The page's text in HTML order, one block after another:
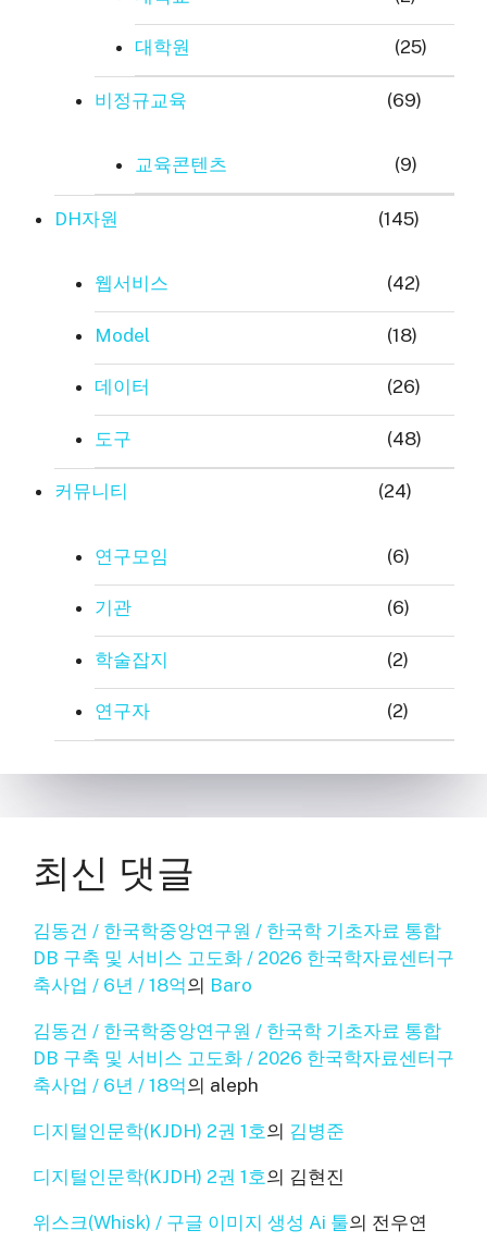
대학원 (25)
비정규교육 (69)
교육콘텐츠 (9)
DH자원 (145)
웹서비스 (42)
Model (18)
데이터 (26)
도구 (48)
커뮤니티 (24)
연구모임 (6)
기관 (6)
학술잡지 (2)
연구자 (2)
최신 댓글
김동건 / 한국학중앙연구원 / 한국학 기초자료 통합
DB 구축 및 서비스 고도화 / 2026 한국학자료센터구
축사업 / 6년 / 18억의 Baro
김동건 / 한국학중앙연구원 / 한국학 기초자료 통합
DB 구축 및 서비스 고도화 / 2026 한국학자료센터구
축사업 / 6년 / 18억의 aleph
디지털인문학(KJDH) 2권 1호의 김병준
디지털인문학(KJDH) 2권 1호의 김현진
위스크(Whisk) / 구글 이미지 생성 Ai 툴의 전우연